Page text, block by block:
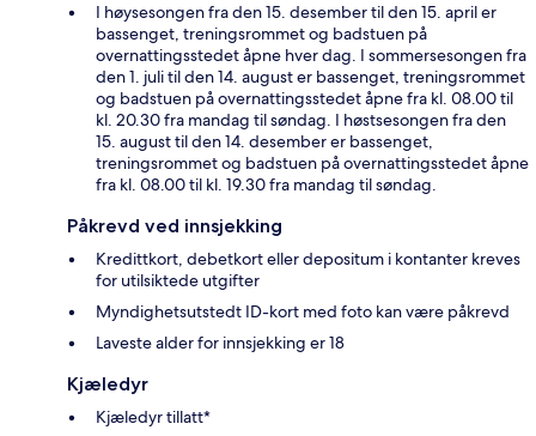
I høysesongen fra den 15. desember til den 15. april er
bassenget, treningsrommet og badstuen på
overnattingsstedet åpne hver dag. I sommersesongen fra
den 1. juli til den 14. august er bassenget, treningsrommet
og badstuen på overnattingsstedet åpne fra kl. 08.00 til
kl. 20.30 fra mandag til søndag. I høstsesongen fra den
15. august til den 14. desember er bassenget,
treningsrommet og badstuen på overnattingsstedet åpne
fra kl. 08.00 til kl. 19.30 fra mandag til søndag.
Påkrevd ved innsjekking
Kredittkort, debetkort eller depositum i kontanter kreves
for utilsiktede utgifter
Myndighetsutstedt ID-kort med foto kan være påkrevd
Laveste alder for innsjekking er 18
Kjæledyr
Kjæledyr tillatt*